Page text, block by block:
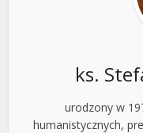
ks.
urodzony w
humanistycznych,